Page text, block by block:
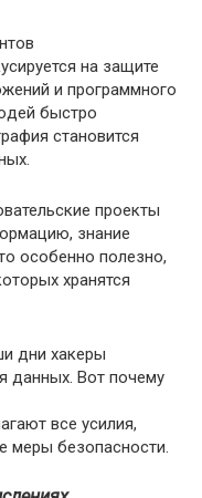
на защите
и программного
быстро
становится
проекты
знание
особенно полезно,
хранятся
дни хакеры
данных. Вот почему
все усилия,
меры безопасности.